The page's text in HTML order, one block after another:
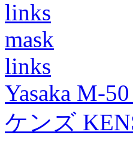
links
mask
links
Yasaka M-
ケンズ